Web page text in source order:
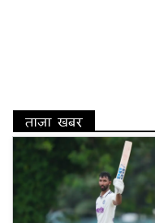
ताज़ा खबर